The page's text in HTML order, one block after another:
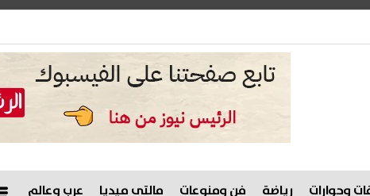
وحوارات رياضة فن ومنوعات مالتى ميديا عرب وعالم